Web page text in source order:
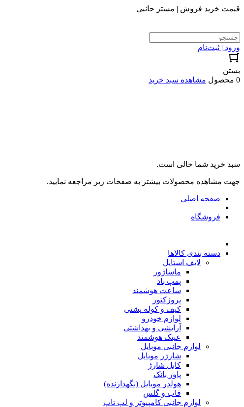
قیمت خرید فروش | مستر جانبی
ورود | ثبت‌نام
بستن
0 محصول
مشاهده سبد خرید
سبد خرید شما خالی است.
جهت مشاهده محصولات بیشتر به صفحات زیر مراجعه نمایید.
صفحه اصلی
فروشگاه
دسته بندی کالاها
لایف استایل
ماساژور
پمپ باد
ساعت هوشمند
پروژکتور
کیف و کوله پشتی
لوازم خودرو
آرایشی و بهداشتی
عینک هوشمند
لوازم جانبی موبایل
شارژر موبایل
کابل شارژ
پاور بانک
هولدر موبایل (نگهدارنده)
قاب و گلس
لوازم جانبی کامپیوتر و لپ تاپ